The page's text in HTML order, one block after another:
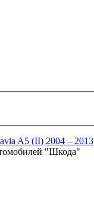
A5 (II) 2004 – 2013
"Шкода"